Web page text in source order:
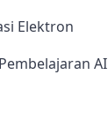
Elektron
AI